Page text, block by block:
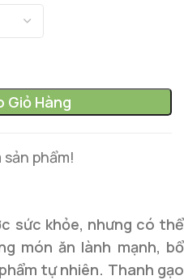
Giỏ Hàng
phẩm!
sức khỏe, nhưng có thể
món ăn lành mạnh, bổ
tự nhiên. Thanh gạo